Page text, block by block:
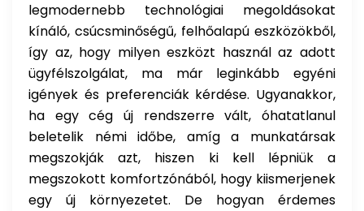
legmodernebb technológiai megoldásokat
kínáló, csúcsminőségű, felhőalapú eszközökből,
így az, hogy milyen eszközt használ az adott
ügyfélszolgálat, ma már leginkább egyéni
igények és preferenciák kérdése. Ugyanakkor,
ha egy cég új rendszerre vált, óhatatlanul
beletelik némi időbe, amíg a munkatársak
megszokják azt, hiszen ki kell lépniük a
megszokott komfortzónából, hogy kiismerjenek
egy új környezetet. De hogyan érdemes